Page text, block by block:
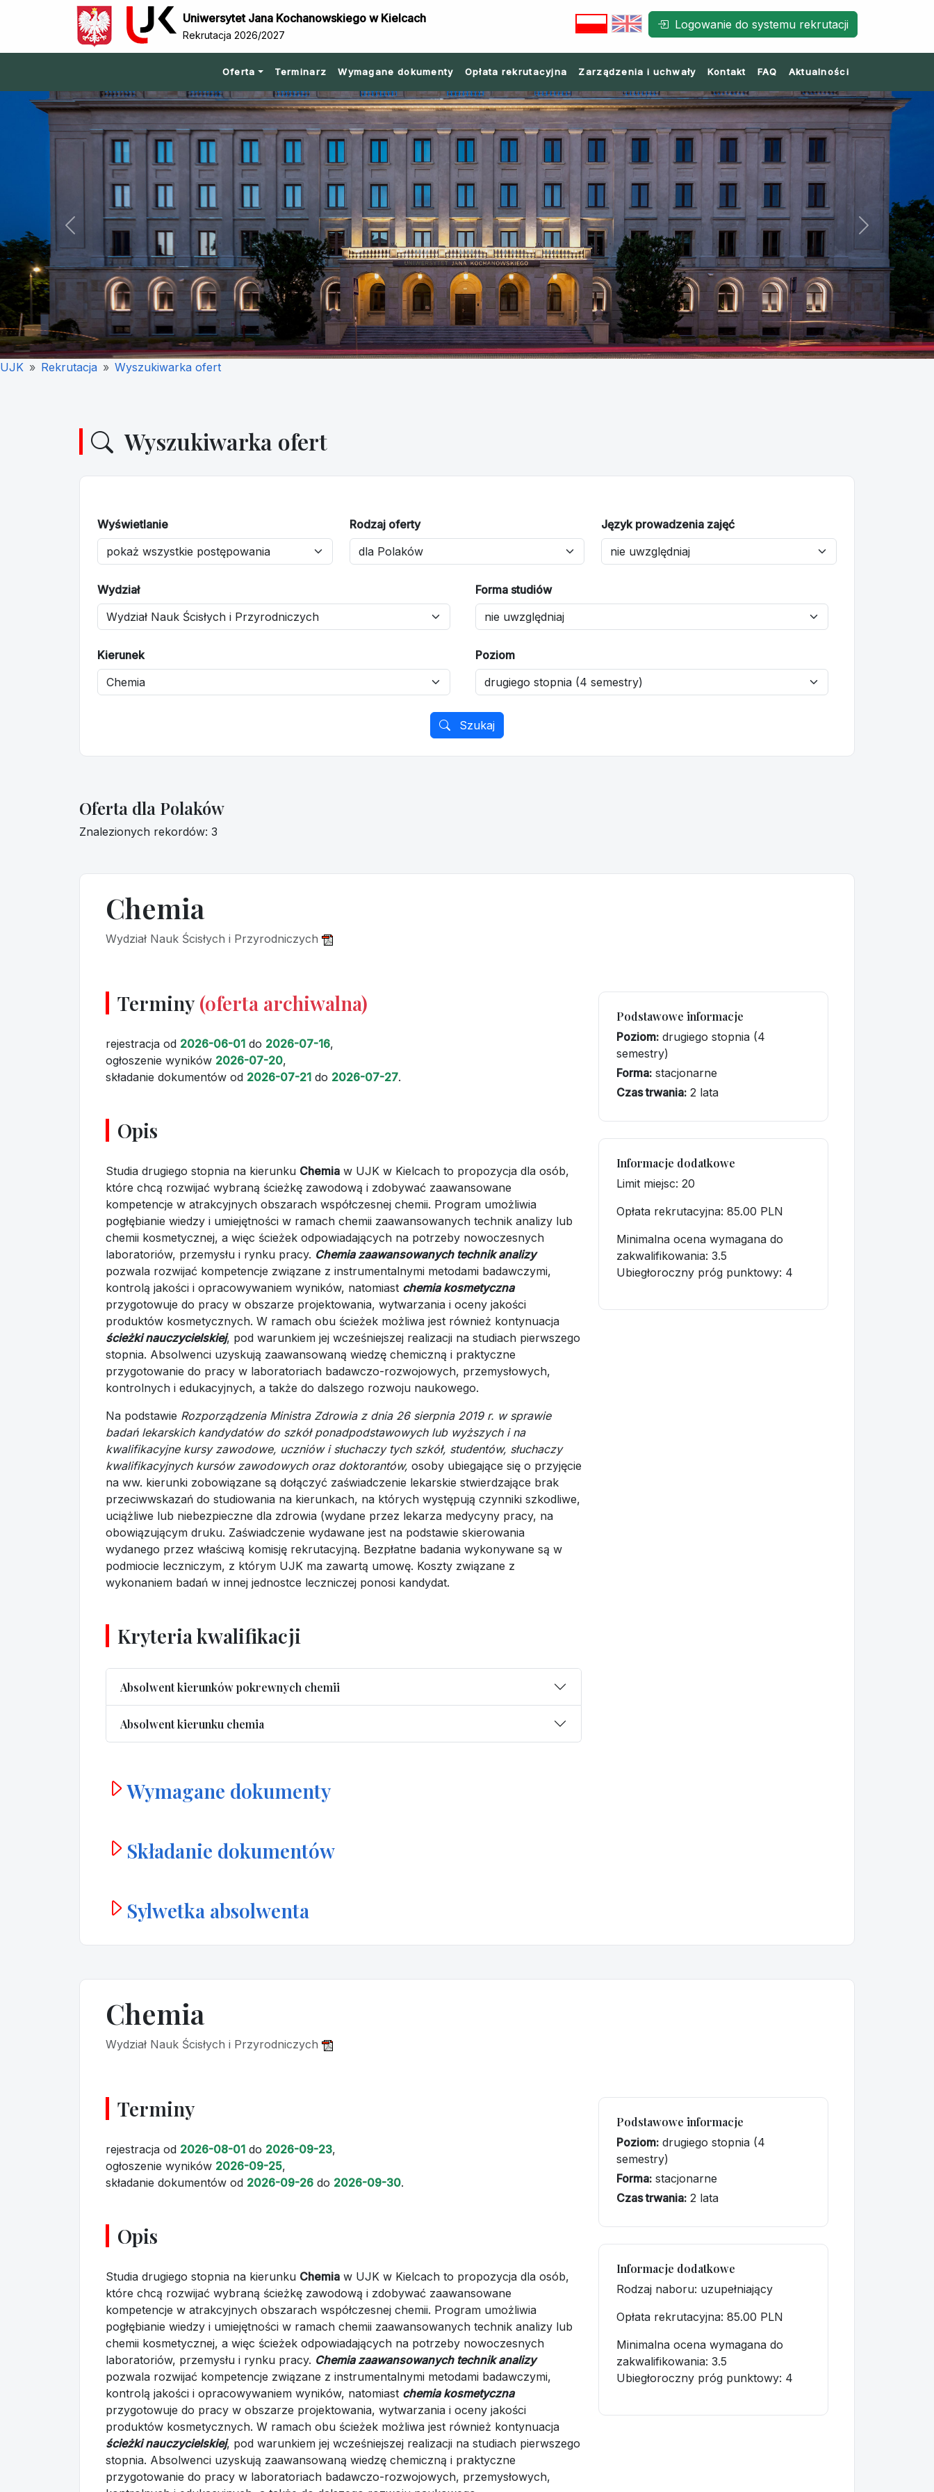
Uniwersytet Jana Kochanowskiego w Kielcach
Rekrutacja 2026/2027
Logowanie do systemu rekrutacji
Oferta Terminarz Wymagane dokumenty Opłata rekrutacyjna Zarządzenia i uchwały Kontakt FAQ Aktualności
Previous Next
UJK Rekrutacja Wyszukiwarka ofert
Wyszukiwarka ofert
Wyświetlanie Rodzaj oferty Język prowadzenia zajęć
Wydział
Kierunek
Forma studiów
Poziom
Szukaj
Oferta dla Polaków
Znalezionych rekordów: 3
Chemia
Wydział Nauk Ścisłych i Przyrodniczych
Terminy (oferta archiwalna)
rejestracja od 2026-06-01 do 2026-07-16,
ogłoszenie wyników 2026-07-20,
składanie dokumentów od 2026-07-21 do 2026-07-27.
Opis
Studia drugiego stopnia na kierunku Chemia w UJK w Kielcach to propozycja dla osób,
które chcą rozwijać wybraną ścieżkę zawodową i zdobywać zaawansowane
kompetencje w atrakcyjnych obszarach współczesnej chemii. Program umożliwia
pogłębianie wiedzy i umiejętności w ramach chemii zaawansowanych technik analizy lub
chemii kosmetycznej, a więc ścieżek odpowiadających na potrzeby nowoczesnych
laboratoriów, przemysłu i rynku pracy. Chemia zaawansowanych technik analizy
pozwala rozwijać kompetencje związane z instrumentalnymi metodami badawczymi,
kontrolą jakości i opracowywaniem wyników, natomiast chemia kosmetyczna
przygotowuje do pracy w obszarze projektowania, wytwarzania i oceny jakości
produktów kosmetycznych. W ramach obu ścieżek możliwa jest również kontynuacja
ścieżki nauczycielskiej, pod warunkiem jej wcześniejszej realizacji na studiach pierwszego
stopnia. Absolwenci uzyskują zaawansowaną wiedzę chemiczną i praktyczne
przygotowanie do pracy w laboratoriach badawczo-rozwojowych, przemysłowych,
kontrolnych i edukacyjnych, a także do dalszego rozwoju naukowego.
Na podstawie Rozporządzenia Ministra Zdrowia z dnia 26 sierpnia 2019 r. w sprawie
badań lekarskich kandydatów do szkół ponadpodstawowych lub wyższych i na
kwalifikacyjne kursy zawodowe, uczniów i słuchaczy tych szkół, studentów, słuchaczy
kwalifikacyjnych kursów zawodowych oraz doktorantów, osoby ubiegające się o przyjęcie
na ww. kierunki zobowiązane są dołączyć zaświadczenie lekarskie stwierdzające brak
przeciwwskazań do studiowania na kierunkach, na których występują czynniki szkodliwe,
uciążliwe lub niebezpieczne dla zdrowia (wydane przez lekarza medycyny pracy, na
obowiązującym druku. Zaświadczenie wydawane jest na podstawie skierowania
wydanego przez właściwą komisję rekrutacyjną. Bezpłatne badania wykonywane są w
podmiocie leczniczym, z którym UJK ma zawartą umowę. Koszty związane z
wykonaniem badań w innej jednostce leczniczej ponosi kandydat.
Kryteria kwalifikacji
Absolwent kierunków pokrewnych chemii
Absolwent kierunku chemia
Wymagane dokumenty
Składanie dokumentów
Sylwetka absolwenta
Podstawowe informacje
Poziom: drugiego stopnia (4
semestry)
Forma: stacjonarne
Czas trwania: 2 lata
Informacje dodatkowe
Limit miejsc: 20
Opłata rekrutacyjna: 85.00 PLN
Minimalna ocena wymagana do
zakwalifikowania: 3.5
Ubiegłoroczny próg punktowy: 4
Chemia
Wydział Nauk Ścisłych i Przyrodniczych
Terminy
rejestracja od 2026-08-01 do 2026-09-23,
ogłoszenie wyników 2026-09-25,
składanie dokumentów od 2026-09-26 do 2026-09-30.
Opis
Studia drugiego stopnia na kierunku Chemia w UJK w Kielcach to propozycja dla osób,
które chcą rozwijać wybraną ścieżkę zawodową i zdobywać zaawansowane
kompetencje w atrakcyjnych obszarach współczesnej chemii. Program umożliwia
pogłębianie wiedzy i umiejętności w ramach chemii zaawansowanych technik analizy lub
chemii kosmetycznej, a więc ścieżek odpowiadających na potrzeby nowoczesnych
laboratoriów, przemysłu i rynku pracy. Chemia zaawansowanych technik analizy
pozwala rozwijać kompetencje związane z instrumentalnymi metodami badawczymi,
kontrolą jakości i opracowywaniem wyników, natomiast chemia kosmetyczna
przygotowuje do pracy w obszarze projektowania, wytwarzania i oceny jakości
produktów kosmetycznych. W ramach obu ścieżek możliwa jest również kontynuacja
ścieżki nauczycielskiej, pod warunkiem jej wcześniejszej realizacji na studiach pierwszego
stopnia. Absolwenci uzyskują zaawansowaną wiedzę chemiczną i praktyczne
przygotowanie do pracy w laboratoriach badawczo-rozwojowych, przemysłowych,
Podstawowe informacje
Poziom: drugiego stopnia (4
semestry)
Forma: stacjonarne
Czas trwania: 2 lata
Informacje dodatkowe
Rodzaj naboru: uzupełniający
Opłata rekrutacyjna: 85.00 PLN
Minimalna ocena wymagana do
zakwalifikowania: 3.5
Ubiegłoroczny próg punktowy: 4